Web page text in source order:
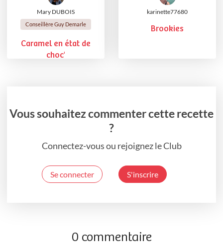
Mary DUBOIS
Conseillère Guy Demarle
Caramel en état de
choc'
karinette77680
Brookies
Vous souhaitez commenter cette recette
?
Connectez-vous ou rejoignez le Club
Se connecter S'inscrire
0 commentaire